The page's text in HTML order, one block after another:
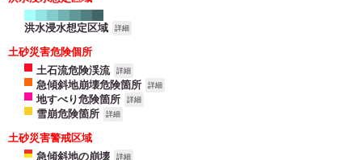
洪水浸水想定区域 詳細
土砂災害危険個所
土石流危険渓流
詳細
急傾斜地崩壊危険箇所 詳細
地すべり危険箇所 詳細
雪崩危険箇所 詳細
土砂災害警戒区域
急傾斜地の崩壊
詳細